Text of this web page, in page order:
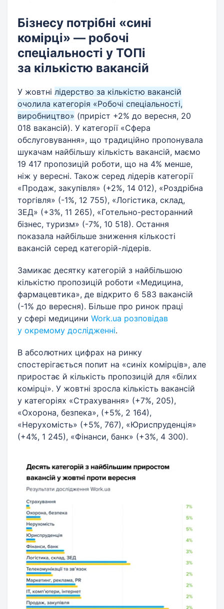
Бізнесу потрібні «сині
комірці» — робочі
спеціальності у ТОПі
за кількістю вакансій
У жовтні лідерство за кількістю вакансій
очолила категорія «Робочі спеціальності,
виробництво» (приріст +2% до вересня, 20
018 вакансій). У категорії «Сфера
обслуговування», що традиційно пропонувала
шукачам найбільшу кількість вакансій, маємо
19 417 пропозицій роботи, що на 4% менше,
ніж у вересні. Також серед лідерів категорії
«Продаж, закупівля» (+2%, 14 012), «Роздрібна
торгівля» (-1%, 12 755), «Логістика, склад,
ЗЕД» (+3%, 11 265), «Готельно-ресторанний
бізнес, туризм» (-7%, 10 518). Остання
показала найбільше зниження кількості
вакансій серед категорій-лідерів.
Замикає десятку категорій з найбільшою
кількістю пропозицій роботи «Медицина,
фармацевтика», де відкрито 6 583 вакансій
(-1% до вересня). Більше про ринок праці
у сфері медицини Work.ua розповідав
у окремому дослідженні.
В абсолютних цифрах на ринку
спостерігається попит на «синіх комірців», але
приростає й кількість пропозицій для «білих
комірці». У жовтні зросла кількість вакансій
у категоріях «Страхування» (+7%, 205),
«Охорона, безпека», (+5%, 2 164),
«Нерухомість» (+5%, 767), «Юриспруденція»
(+4%, 1 245), «Фінанси, банк» (+3%, 4 300).